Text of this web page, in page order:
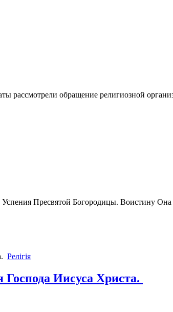
рассмотрели обращение религиозной
Успения Пресвятой Богородицы. Воистину
Релігія
Господа Иисуса Христа.